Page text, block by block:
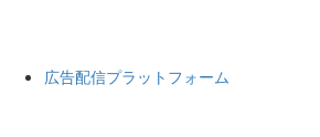
広告配信プラットフォーム